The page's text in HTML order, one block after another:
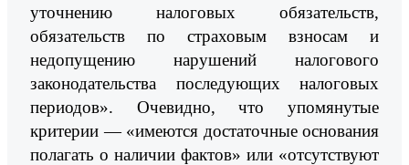
уточнению налоговых обязательств,
обязательств по страховым взносам и
недопущению нарушений налогового
законодательства последующих налоговых
периодов». Очевидно, что упомянутые
критерии — «имеются достаточные основания
полагать о наличии фактов» или «отсутствуют